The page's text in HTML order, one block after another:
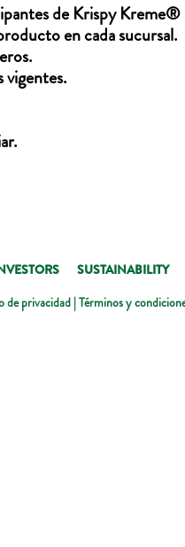
de Krispy
en cada sucursal.
vigentes.
SUSTAINABILITY
de privacidad |Términos y